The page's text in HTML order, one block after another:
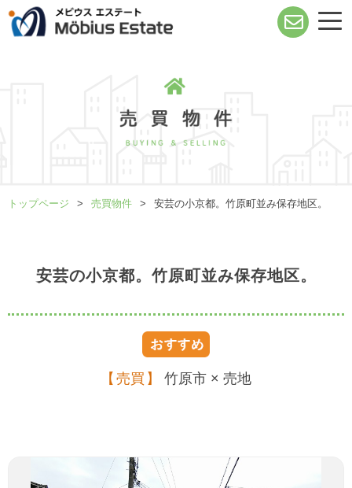
トップページ 売買物件 安芸の小京都。竹原町並み保存地区。
安芸の小京都。竹原町並み保存地区。
売買 竹原市 × 売地